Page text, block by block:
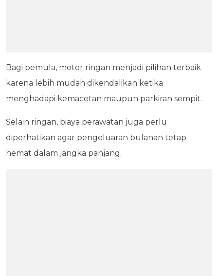
Bagi pemula, motor ringan menjadi pilihan terbaik
karena lebih mudah dikendalikan ketika
menghadapi kemacetan maupun parkiran sempit.
Selain ringan, biaya perawatan juga perlu
diperhatikan agar pengeluaran bulanan tetap
hemat dalam jangka panjang.